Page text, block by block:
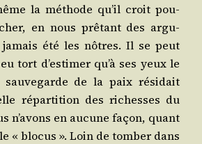
la méthode qu’il croit pou­
en nous prê­tant des argu­
jamais été les nôtres. Il se peut
tort d’estimer qu’à ses yeux le
de la paix rési­dait
répar­ti­tion des richesses du
n’avons en aucune façon, quant
« blo­cus ». Loin de tom­ber dans